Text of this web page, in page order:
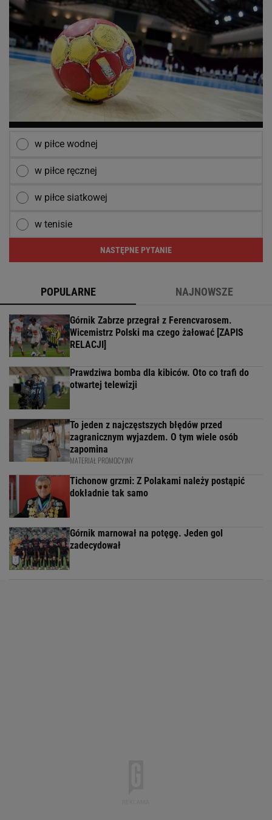
w piłce wodnej
w piłce ręcznej
w piłce siatkowej
w tenisie
NASTĘPNE PYTANIE
POPULARNE NAJNOWSZE
Górnik Zabrze przegrał z Ferencvarosem.
Wicemistrz Polski ma czego żałować [ZAPIS
RELACJI]
Prawdziwa bomba dla kibiców. Oto co trafi do
otwartej telewizji
To jeden z najczęstszych błędów przed
zagranicznym wyjazdem. O tym wiele osób
zapomina
MATERIAŁ PROMOCYJNY
Tichonow grzmi: Z Polakami należy postąpić
dokładnie tak samo
Górnik marnował na potęgę. Jeden gol
zadecydował